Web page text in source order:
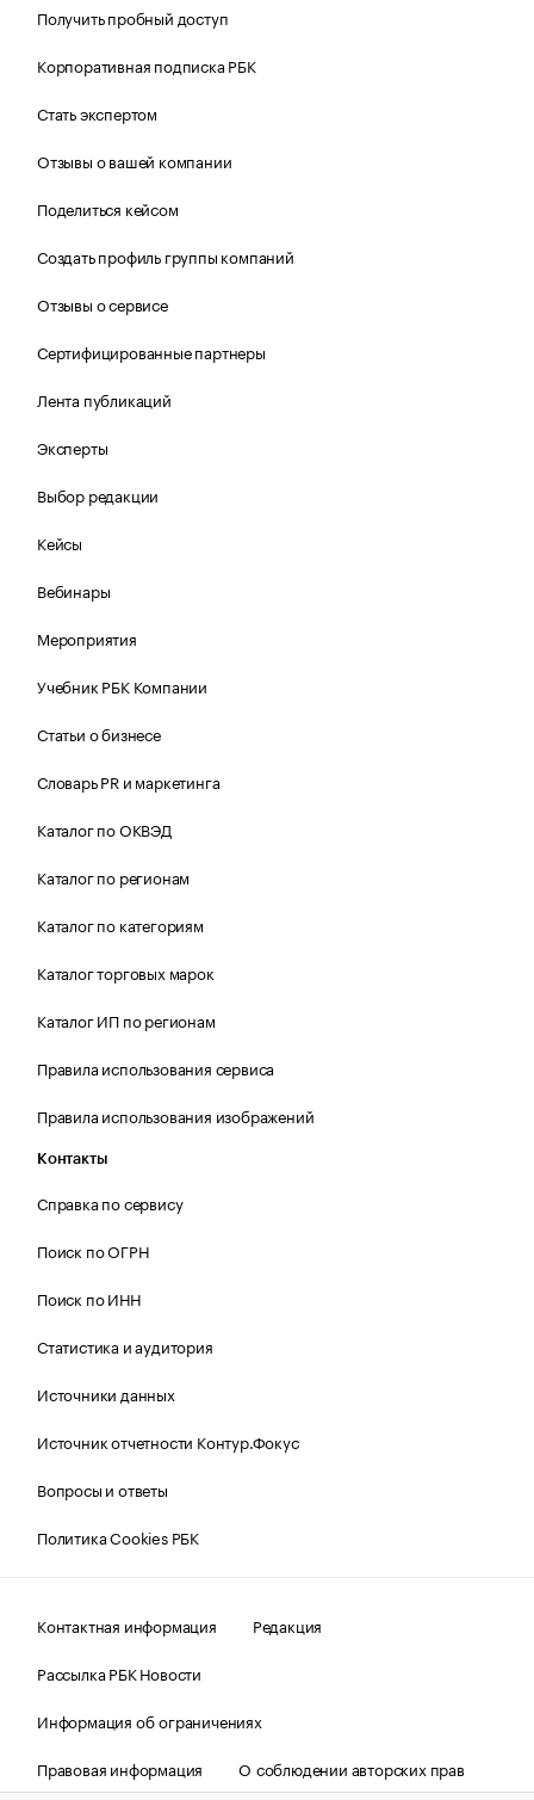
Получить пробный доступ
Корпоративная подписка РБК
Стать экспертом
Отзывы о вашей компании
Поделиться кейсом
Создать профиль группы компаний
Отзывы о сервисе
Сертифицированные партнеры
Лента публикаций
Эксперты
Выбор редакции
Кейсы
Вебинары
Мероприятия
Учебник РБК Компании
Статьи о бизнесе
Словарь PR и маркетинга
Каталог по ОКВЭД
Каталог по регионам
Каталог по категориям
Каталог торговых марок
Каталог ИП по регионам
Правила использования сервиса
Правила использования изображений
Контакты
Справка по сервису
Поиск по ОГРН
Поиск по ИНН
Статистика и аудитория
Источники данных
Источник отчетности Контур.Фокус
Вопросы и ответы
Политика Cookies РБК
Контактная информация
Редакция
Рассылка РБК Новости
Информация об ограничениях
Правовая информация
О соблюдении авторских прав